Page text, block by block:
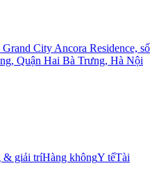
City Ancora Residence, số
Quận Hai Bà Trưng, Hà Nội
& giải tríHàng khôngY tếTài